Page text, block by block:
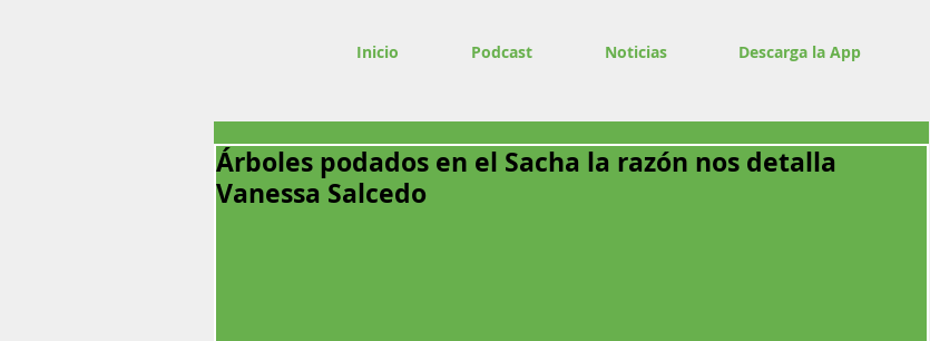
Inicio Podcast Noticias Descarga la App
Árboles podados en el Sacha la razón nos detalla
Vanessa Salcedo